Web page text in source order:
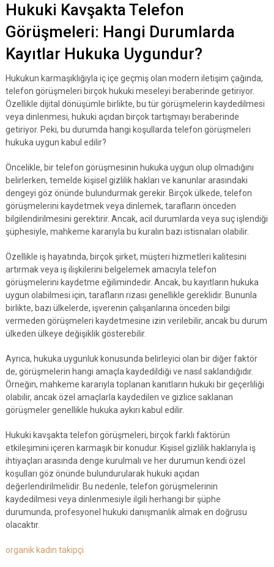
Hukuki Kavşakta Telefon
Görüşmeleri: Hangi Durumlarda
Kayıtlar Hukuka Uygundur?
Hukukun karmaşıklığıyla iç içe geçmiş olan modern iletişim çağında,
telefon görüşmeleri birçok hukuki meseleyi beraberinde getiriyor.
Özellikle dijital dönüşümle birlikte, bu tür görüşmelerin kaydedilmesi
veya dinlenmesi, hukuki açıdan birçok tartışmayı beraberinde
getiriyor. Peki, bu durumda hangi koşullarda telefon görüşmeleri
hukuka uygun kabul edilir?
Öncelikle, bir telefon görüşmesinin hukuka uygun olup olmadığını
belirlerken, temelde kişisel gizlilik hakları ve kanunlar arasındaki
dengeyi göz önünde bulundurmak gerekir. Birçok ülkede, telefon
görüşmelerini kaydetmek veya dinlemek, tarafların önceden
bilgilendirilmesini gerektirir. Ancak, acil durumlarda veya suç işlendiği
şüphesiyle, mahkeme kararıyla bu kuralın bazı istisnaları olabilir.
Özellikle iş hayatında, birçok şirket, müşteri hizmetleri kalitesini
artırmak veya iş ilişkilerini belgelemek amacıyla telefon
görüşmelerini kaydetme eğilimindedir. Ancak, bu kayıtların hukuka
uygun olabilmesi için, tarafların rızası genellikle gereklidir. Bununla
birlikte, bazı ülkelerde, işverenin çalışanlarına önceden bilgi
vermeden görüşmeleri kaydetmesine izin verilebilir, ancak bu durum
ülkeden ülkeye değişiklik gösterebilir.
Ayrıca, hukuka uygunluk konusunda belirleyici olan bir diğer faktör
de, görüşmelerin hangi amaçla kaydedildiği ve nasıl saklandığıdır.
Örneğin, mahkeme kararıyla toplanan kanıtların hukuki bir geçerliliği
olabilir, ancak özel amaçlarla kaydedilen ve gizlice saklanan
görüşmeler genellikle hukuka aykırı kabul edilir.
Hukuki kavşakta telefon görüşmeleri, birçok farklı faktörün
etkileşimini içeren karmaşık bir konudur. Kişisel gizlilik haklarıyla iş
ihtiyaçları arasında denge kurulmalı ve her durumun kendi özel
koşulları göz önünde bulundurularak hukuki açıdan
değerlendirilmelidir. Bu nedenle, telefon görüşmelerinin
kaydedilmesi veya dinlenmesiyle ilgili herhangi bir şüphe
durumunda, profesyonel hukuki danışmanlık almak en doğrusu
olacaktır.
organik kadın takipçi